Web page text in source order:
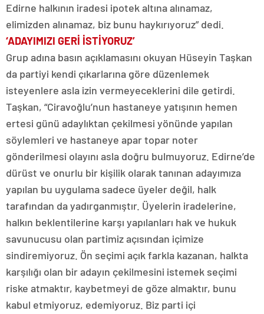
Edirne halkının iradesi ipotek altına alınamaz,
elimizden alınamaz, biz bunu haykırıyoruz” dedi.
‘ADAYIMIZI GERİ İSTİYORUZ’
Grup adına basın açıklamasını okuyan Hüseyin Taşkan
da partiyi kendi çıkarlarına göre düzenlemek
isteyenlere asla izin vermeyeceklerini dile getirdi.
Taşkan, “Ciravoğlu’nun hastaneye yatışının hemen
ertesi günü adaylıktan çekilmesi yönünde yapılan
söylemleri ve hastaneye apar topar noter
gönderilmesi olayını asla doğru bulmuyoruz. Edirne’de
dürüst ve onurlu bir kişilik olarak tanınan adayımıza
yapılan bu uygulama sadece üyeler değil, halk
tarafından da yadırganmıştır. Üyelerin iradelerine,
halkın beklentilerine karşı yapılanları hak ve hukuk
savunucusu olan partimiz açısından içimize
sindiremiyoruz. Ön seçimi açık farkla kazanan, halkta
karşılığı olan bir adayın çekilmesini istemek seçimi
riske atmaktır, kaybetmeyi de göze almaktır, bunu
kabul etmiyoruz, edemiyoruz. Biz parti içi